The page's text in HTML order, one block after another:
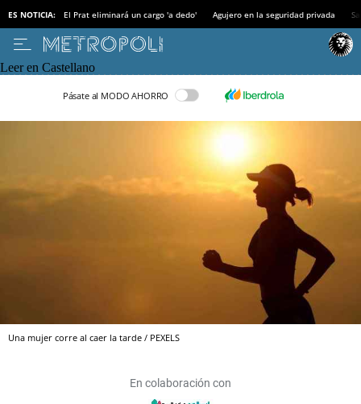
ES NOTICIA: El Prat eliminará un cargo 'a dedo' Agujero en la seguridad privada
Leer en Castellano
Pásate al MODO AHORRO
Una mujer corre al caer la tarde / PEXELS
En colaboración con